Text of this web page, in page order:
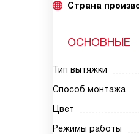
Страна
ОСНОВНЫЕ
Тип вытяжки
Способ монтажа
Цвет
Режимы работы